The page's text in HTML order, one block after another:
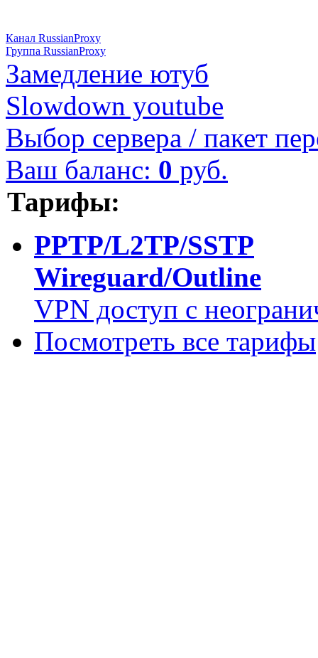
Канал RussianProxy
Группа RussianProxy
Замедление ютуб
Slowdown youtube
Выбор сервера / пакет
Ваш баланс: 0 руб.
Тарифы:
PPTP/L2TP/SSTP
Wireguard/Outline
VPN доступ с
Посмотреть все тарифы